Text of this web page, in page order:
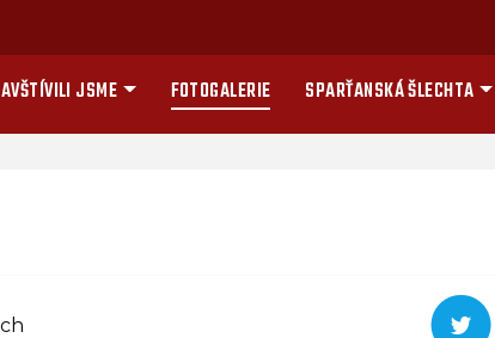
JSME FOTOGALERIE SPARŤANSKÁ ŠLECHTA